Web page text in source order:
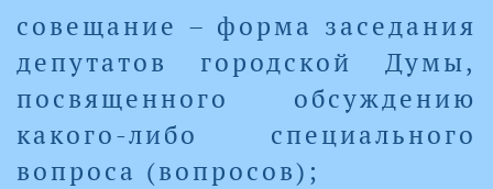
совещание – форма заседания
депутатов городской Думы,
посвященного обсуждению
какого-либо специального
вопроса (вопросов);